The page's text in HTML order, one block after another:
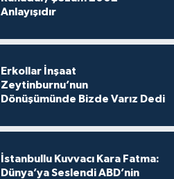
Anlayışıdır
Erkollar İnşaat
Zeytinburnu’nun
Dönüşümünde Bizde Varız Dedi
İstanbullu Kuvvacı Kara Fatma:
Dünya’ya Seslendi ABD’nin